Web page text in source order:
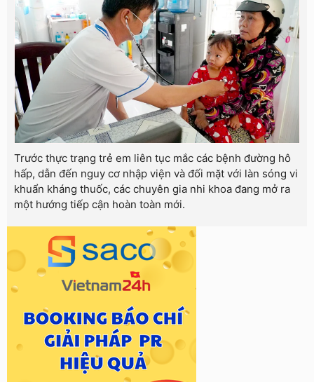
Trước thực trạng trẻ em liên tục mắc các bệnh đường hô
hấp, dẫn đến nguy cơ nhập viện và đối mặt với làn sóng vi
khuẩn kháng thuốc, các chuyên gia nhi khoa đang mở ra
một hướng tiếp cận hoàn toàn mới.